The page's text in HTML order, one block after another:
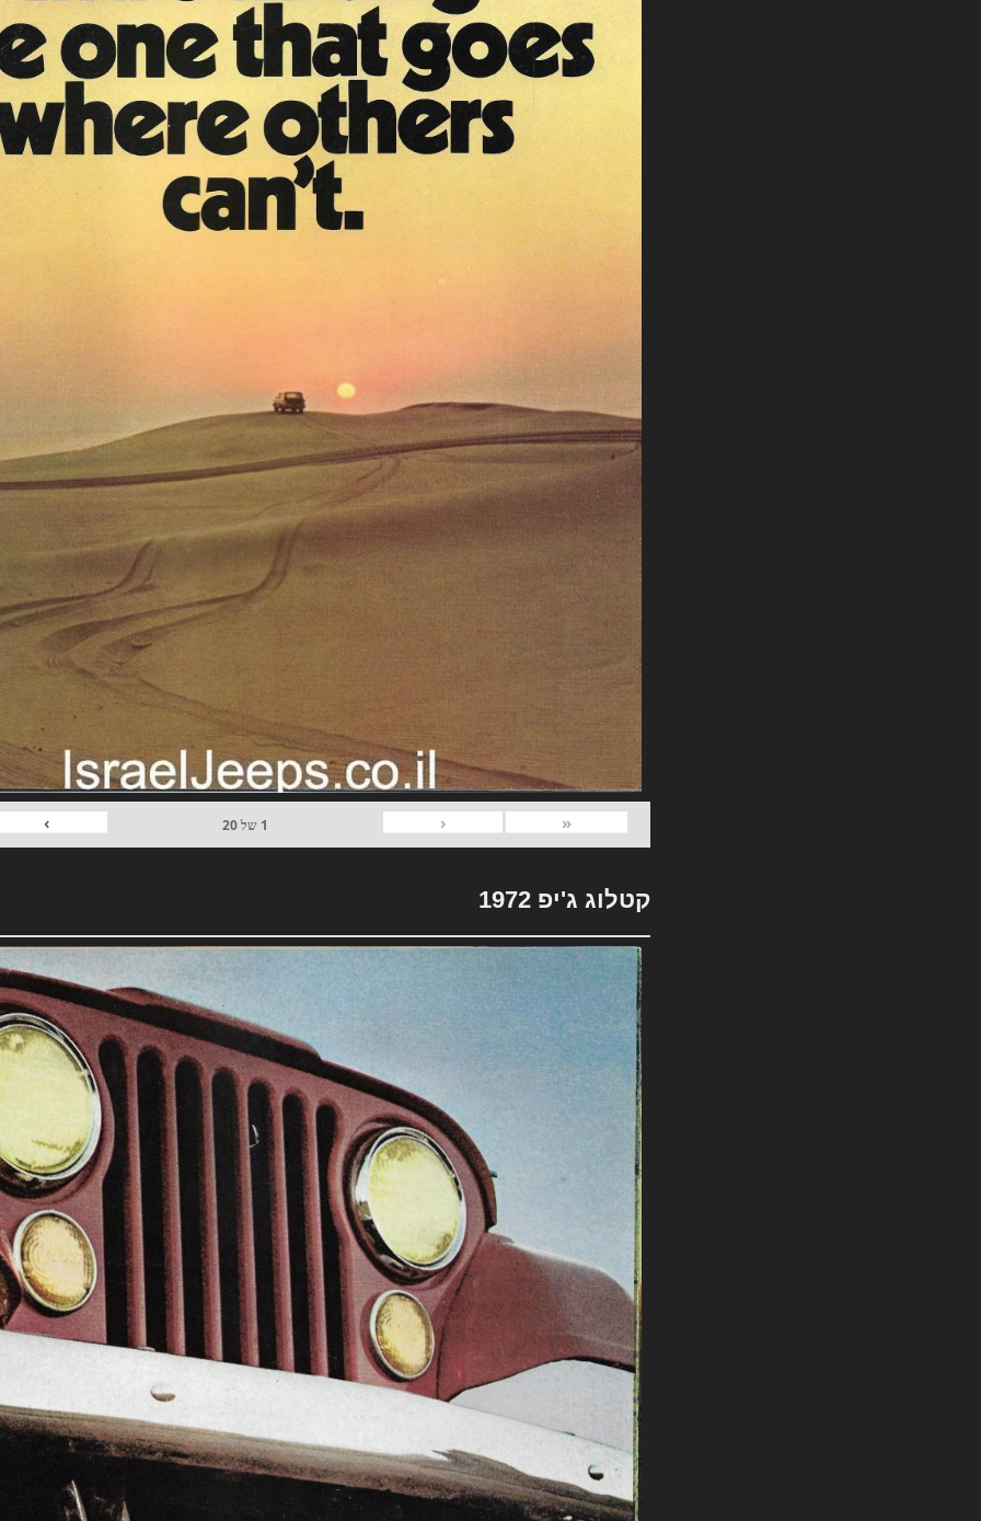
«
‹
1 של20
›
קטלוג ג'יפ 1972